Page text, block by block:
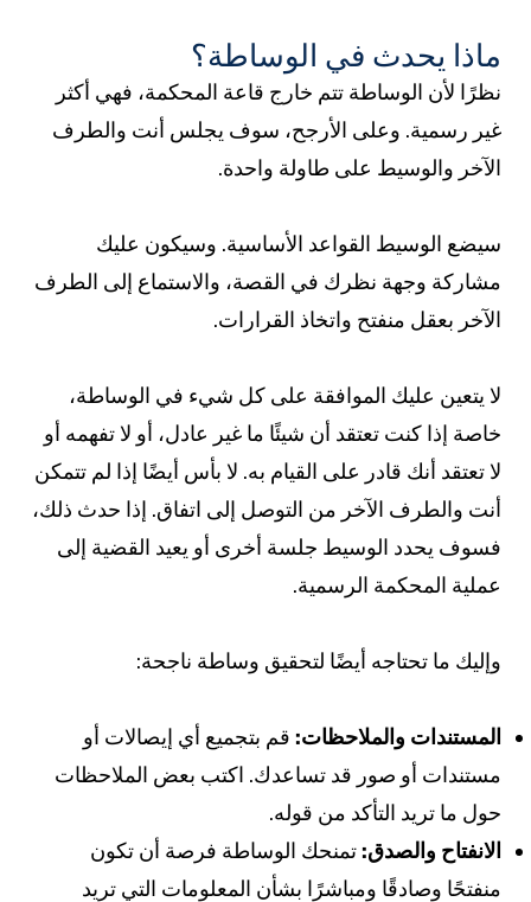
ماذا يحدث في الوساطة؟
نظرًا لأن الوساطة تتم خارج قاعة المحكمة، فهي أكثر
غير رسمية. وعلى الأرجح، سوف يجلس أنت والطرف
الآخر والوسيط على طاولة واحدة.
سيضع الوسيط القواعد الأساسية. وسيكون عليك
مشاركة وجهة نظرك في القصة، والاستماع إلى الطرف
الآخر بعقل منفتح واتخاذ القرارات.
لا يتعين عليك الموافقة على كل شيء في الوساطة،
خاصة إذا كنت تعتقد أن شيئًا ما غير عادل، أو لا تفهمه أو
لا تعتقد أنك قادر على القيام به. لا بأس أيضًا إذا لم تتمكن
أنت والطرف الآخر من التوصل إلى اتفاق. إذا حدث ذلك،
فسوف يحدد الوسيط جلسة أخرى أو يعيد القضية إلى
عملية المحكمة الرسمية.
وإليك ما تحتاجه أيضًا لتحقيق وساطة ناجحة:
المستندات والملاحظات:قم بتجميع أي إيصالات أو
مستندات أو صور قد تساعدك. اكتب بعض الملاحظات
حول ما تريد التأكد من قوله.
الانفتاح والصدق:تمنحك الوساطة فرصة أن تكون
منفتحًا وصادقًا ومباشرًا بشأن المعلومات التي تريد